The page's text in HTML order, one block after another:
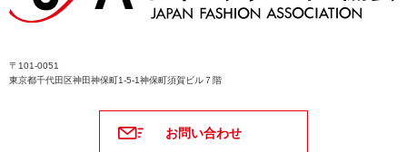
〒101-0051
東京都千代田区神田神保町1-5-1神保町須賀ビル７階
お問い合わせ